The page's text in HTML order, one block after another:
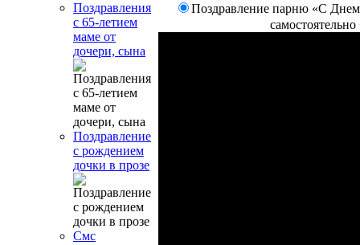
Поздравления
с 65-летием
маме от
дочери, сына
Поздравление
с рождением
дочки в прозе
Смс
Поздравление парню «С